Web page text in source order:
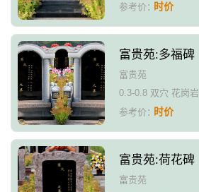
参考价：时价
富贵苑:多福碑
富贵苑
0.3-0.8 双穴 花岗岩
参考价：时价
富贵苑:荷花碑
富贵苑